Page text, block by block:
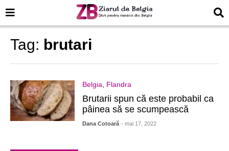
Tag: brutari
Belgia Flandra
Brutarii spun că este probabil ca
pâinea să se scumpească
Dana Cotoară - mai 17, 2022